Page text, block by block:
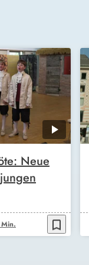
Neue
bookmark_border